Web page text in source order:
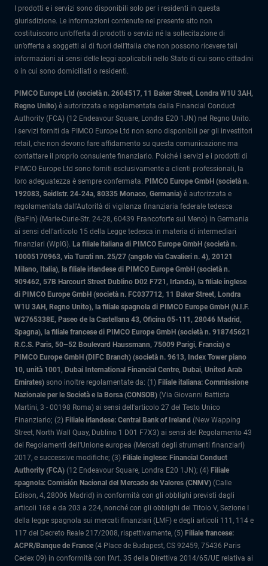
I prodotti e i servizi sono disponibili solo per i residenti in questa
giurisdizione. Le informazioni contenute nel presente sito non
costituiscono un’offerta di prodotti o servizi né la sollecitazione di
un’offerta a soggetti al di fuori dell’Italia che non possono ricevere tali
informazioni ai sensi delle leggi applicabili nello Stato di cui sono cittadini
o in cui sono domiciliati o residenti.
PIMCO Europe Ltd (società n. 2604517, 11 Baker Street, Londra W1U 3AH,
Regno Unito) è autorizzata e regolamentata dalla Financial Conduct
Authority (FCA) (12 Endeavour Square, Londra E20 1JN) nel Regno Unito.
I servizi forniti da PIMCO Europe Ltd non sono disponibili per gli investitori
retail, che non devono fare affidamento su questa comunicazione ma
contattare il proprio consulente finanziario. Poiché i servizi e i prodotti di
PIMCO Europe Ltd sono forniti esclusivamente a clienti professionali, la
loro adeguatezza è sempre confermata. PIMCO Europe GmbH (società n.
192083, Seidlstr. 24-24a, 80335 Monaco, Germania) è autorizzata e
regolamentata dall'Autorità di vigilanza finanziaria federale tedesca
(BaFin) (Marie-Curie-Str. 24-28, 60439 Francoforte sul Meno) in Germania
ai sensi dell’articolo 15 della Legge tedesca in materia di intermediari
finanziari (WpIG). La filiale italiana di PIMCO Europe GmbH (società n.
10005170963, via Turati nn. 25/27 (angolo via Cavalieri n. 4), 20121
Milano, Italia), la filiale irlandese di PIMCO Europe GmbH (società n.
909462, 57B Harcourt Street Dublino D02 F721, Irlanda), la filiale inglese
di PIMCO Europe GmbH (società n. FC037712, 11 Baker Street, Londra
W1U 3AH, Regno Unito), la filiale spagnola di PIMCO Europe GmbH (N.I.F.
W2765338E, Paseo de la Castellana 43, Oficina 05-111, 28046 Madrid,
Spagna), la filiale francese di PIMCO Europe GmbH (società n. 918745621
R.C.S. Paris, 50–52 Boulevard Haussmann, 75009 Parigi, Francia) e
PIMCO Europe GmbH (DIFC Branch) (società n. 9613, Index Tower piano
10, unità 1001, Dubai International Financial Centre, Dubai, United Arab
Emirates) sono inoltre regolamentate da: (1) Filiale italiana: Commissione
Nazionale per le Società e la Borsa (CONSOB) (Via Giovanni Battista
Martini, 3 - 00198 Roma) ai sensi dell'articolo 27 del Testo Unico
Finanziario; (2) Filiale irlandese: Central Bank of Ireland (New Wapping
Street, North Wall Quay, Dublino 1 D01 F7X3) ai sensi del Regolamento 43
dei Regolamenti dell'Unione europea (Mercati degli strumenti finanziari)
2017, e successive modifiche; (3) Filiale inglese: Financial Conduct
Authority (FCA) (12 Endeavour Square, Londra E20 1JN); (4) Filiale
spagnola: Comisión Nacional del Mercado de Valores (CNMV) (Calle
Edison, 4, 28006 Madrid) in conformità con gli obblighi previsti dagli
articoli 168 e da 203 a 224, nonché con gli obblighi del Titolo V, Sezione I
della legge spagnola sui mercati finanziari (LMF) e degli articoli 111, 114 e
117 del Decreto Reale 217/2008, rispettivamente, (5) Filiale francese:
ACPR/Banque de France (4 Place de Budapest, CS 92459, 75436 Paris
Cedex 09) in conformità con l’Art. 35 della Direttiva 2014/65/UE relativa ai